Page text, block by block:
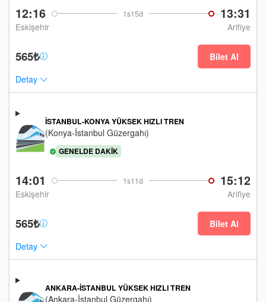
12:16 1s15d 13:31
Eskişehir Arifiye
565₺
Bilet Al
Detay
14:01 1s11d 15:12
Eskişehir Arifiye
İSTANBUL-KONYA YÜKSEK HIZLI TREN
(Konya-İstanbul Güzergahı)
GENELDE DAKIK
565₺
Bilet Al
Detay
ANKARA-İSTANBUL YÜKSEK HIZLI TREN
(Ankara-İstanbul Güzergahı)